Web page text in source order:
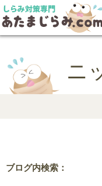
ニ
ブログ内検索：